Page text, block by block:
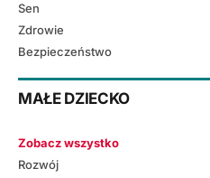
Sen
Zdrowie
Bezpieczeństwo
MAŁE DZIECKO
Zobacz wszystko
Rozwój